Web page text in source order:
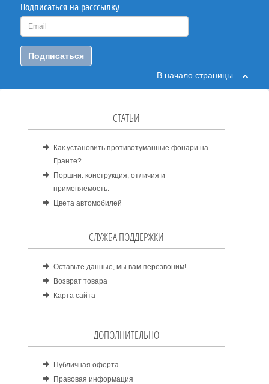
Подписаться на расссылку
Подписаться
В начало страницы
СТАТЬИ
Как установить противотуманные фонари на
Гранте?
Поршни: конструкция, отличия и
применяемость.
Цвета автомобилей
СЛУЖБА ПОДДЕРЖКИ
Оставьте данные, мы вам перезвоним!
Возврат товара
Карта сайта
ДОПОЛНИТЕЛЬНО
Публичная оферта
Правовая информация